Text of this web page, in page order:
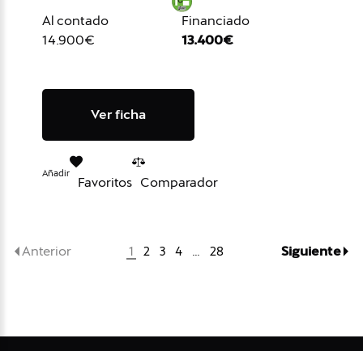
Al contado
14.900€
Financiado
13.400€
Ver ficha
Añadir
Favoritos Comparador
Anterior 1 2 3 4 28 Siguiente